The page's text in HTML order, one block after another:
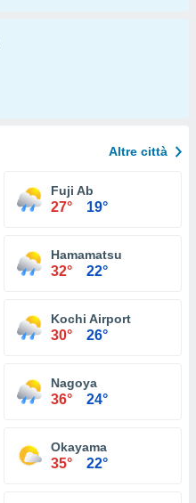
Altre città
Fuji Ab
27° 19°
Hamamatsu
32° 22°
Kochi Airport
30° 26°
Nagoya
36° 24°
Okayama
35° 22°